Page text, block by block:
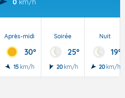
0 km/h
Après-midi
30°
15 km/h
Soirée
25°
20 km/h
Nuit
19°
20 km/h